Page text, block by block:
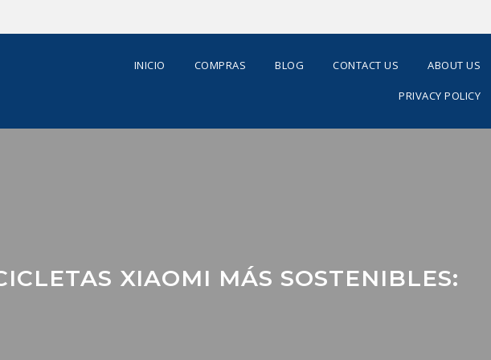
INICIO COMPRAS BLOG CONTACT US ABOUT US
PRIVACY POLICY
XIAOMI MÁS SOSTENIBLES: